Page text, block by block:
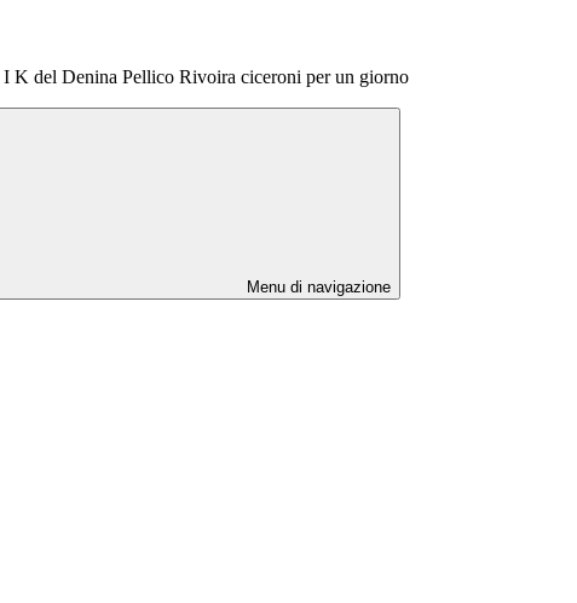
K del Denina Pellico Rivoira ciceroni per un giorno
Menu di navigazione